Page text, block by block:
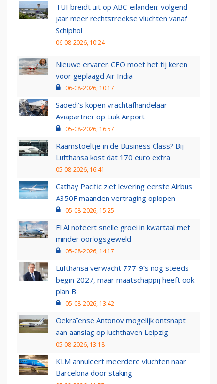
TUI breidt uit op ABC-eilanden: volgend
jaar meer rechtstreekse vluchten vanaf
Schiphol
06-08-2026, 10:24
Nieuwe ervaren CEO moet het tij keren
voor geplaagd Air India
06-08-2026, 10:17
Saoedi’s kopen vrachtafhandelaar
Aviapartner op Luik Airport
05-08-2026, 16:57
Raamstoeltje in de Business Class? Bij
Lufthansa kost dat 170 euro extra
05-08-2026, 16:41
Cathay Pacific ziet levering eerste Airbus
A350F maanden vertraging oplopen
05-08-2026, 15:25
El Al noteert snelle groei in kwartaal met
minder oorlogsgeweld
05-08-2026, 14:17
Lufthansa verwacht 777-9’s nog steeds
begin 2027, maar maatschappij heeft ook
plan B
05-08-2026, 13:42
Oekraïense Antonov mogelijk ontsnapt
aan aanslag op luchthaven Leipzig
05-08-2026, 13:18
KLM annuleert meerdere vluchten naar
Barcelona door staking